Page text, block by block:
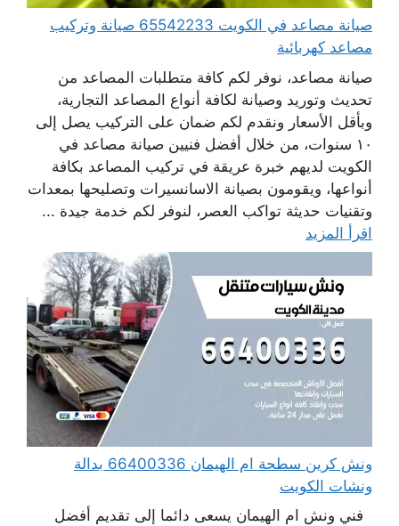
صيانة مصاعد في الكويت 65542233 صيانة وتركيب
مصاعد كهربائية
صيانة مصاعد، نوفر لكم كافة متطلبات المصاعد من
تحديث وتوريد وصيانة لكافة أنواع المصاعد التجارية،
وبأقل الأسعار ونقدم لكم ضمان على التركيب يصل إلى
١٠ سنوات، من خلال أفضل فنيين صيانة مصاعد في
الكويت لديهم خبرة عريقة في تركيب المصاعد بكافة
أنواعها، ويقومون بصيانة الاسانسيرات وتصليحها بمعدات
وتقنيات حديثة تواكب العصر، لنوفر لكم خدمة جيدة ...
اقرأ المزيد
ونش كرين سطحة ام الهيمان 66400336 بدالة
ونشات الكويت
فني ونش ام الهيمان يسعى دائما إلى تقديم أفضل